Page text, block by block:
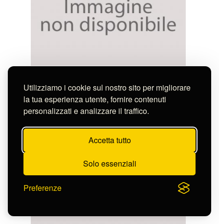
Utilizziamo i cookie sul nostro sito per migliorare
la tua esperienza utente, fornire contenuti
personalizzati e analizzare il traffico.
Accetta tutto
Solo essenziali
Preferenze